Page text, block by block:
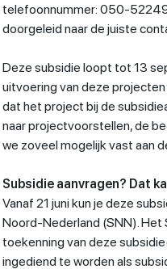
telefoonnummer: 050-
doorgeleid naar de juiste
Deze subsidie loopt tot 13
uitvoering van deze
dat het project bij de
naar projectvoorstellen, de
we zoveel mogelijk vast aan
Subsidie aanvragen? Dat
Vanaf 21 juni kun je deze
Noord-Nederland (SNN). Het
toekenning van deze
ingediend te worden als